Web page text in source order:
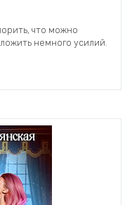
что можно
немного усилий.